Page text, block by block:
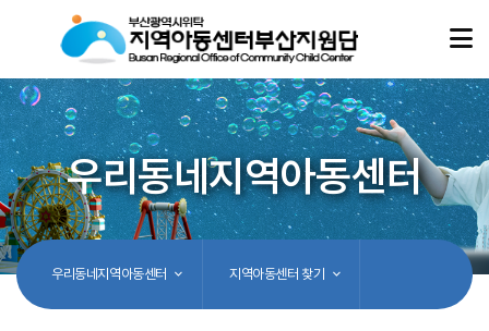
우리동네지역아동센터
우리동네지역아동센터 지역아동센터 찾기